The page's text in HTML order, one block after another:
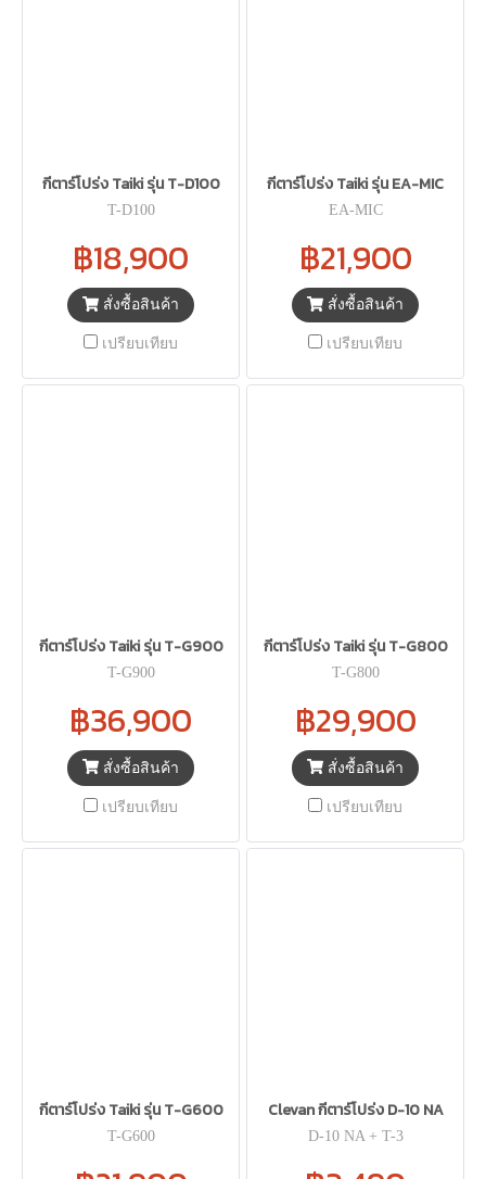
กีตาร์โปร่ง Taiki รุ่น T-D100
T-D100
฿18,900
สั่งซื้อสินค้า
เปรียบเทียบ
กีตาร์โปร่ง Taiki รุ่น EA-MIC
EA-MIC
฿21,900
สั่งซื้อสินค้า
เปรียบเทียบ
กีตาร์โปร่ง Taiki รุ่น T-G900
T-G900
฿36,900
สั่งซื้อสินค้า
เปรียบเทียบ
กีตาร์โปร่ง Taiki รุ่น T-G800
T-G800
฿29,900
สั่งซื้อสินค้า
เปรียบเทียบ
กีตาร์โปร่ง Taiki รุ่น T-G600
T-G600
Clevan กีตาร์โปร่ง D-10 NA
D-10 NA + T-3